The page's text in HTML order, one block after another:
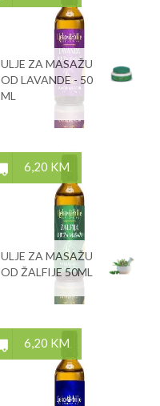
ULJE ZA MASAŽU
OD LAVANDE - 50
ML
6,20 KM
ULJE ZA MASAŽU
OD ŽALFIJE 50ML
6,20 KM